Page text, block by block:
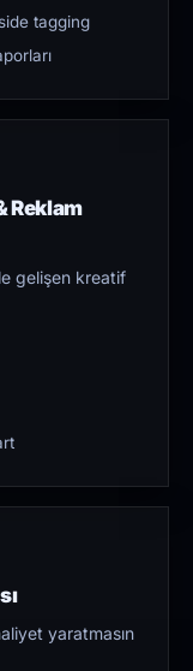
tagging
Reklam
gelişen kreatif
yaratmasın